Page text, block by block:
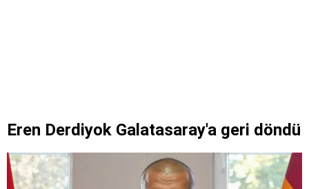
Eren Derdiyok Galatasaray'a geri döndü